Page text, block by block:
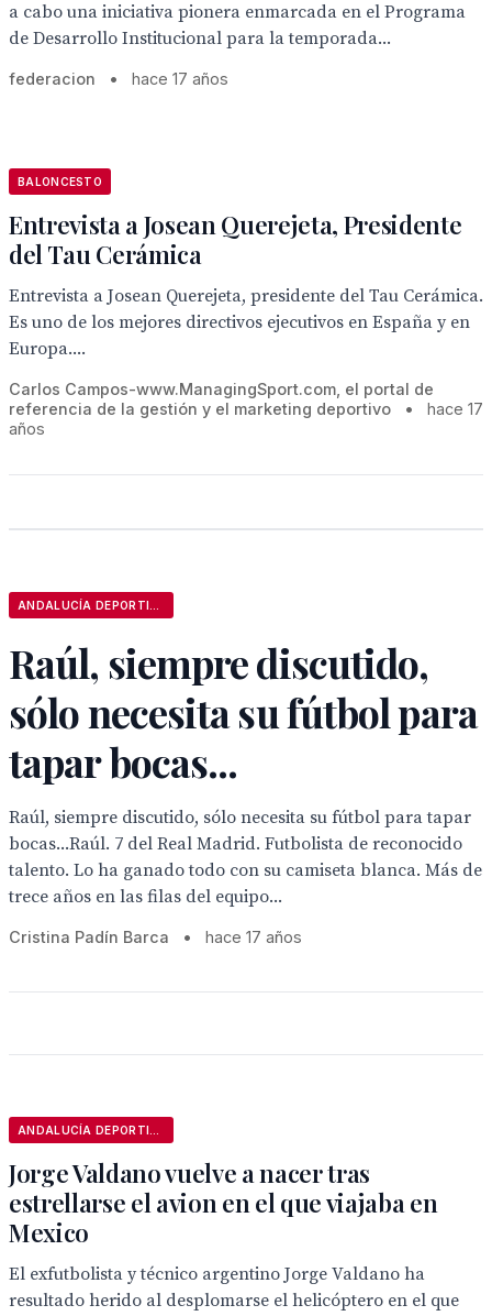
a cabo una iniciativa pionera enmarcada en el Programa
de Desarrollo Institucional para la temporada...
federacion • hace 17 años
BALONCESTO
Entrevista a Josean Querejeta, Presidente
del Tau Cerámica
Entrevista a Josean Querejeta, presidente del Tau Cerámica.
Es uno de los mejores directivos ejecutivos en España y en
Europa....
Carlos Campos-www.ManagingSport.com, el portal de
referencia de la gestión y el marketing deportivo
•
hace 17
años
Raúl, siempre discutido,
sólo necesita su fútbol para
tapar bocas...
Raúl, siempre discutido, sólo necesita su fútbol para tapar
bocas...Raúl. 7 del Real Madrid. Futbolista de reconocido
talento. Lo ha ganado todo con su camiseta blanca. Más de
trece años en las filas del equipo...
Cristina Padín Barca • hace 17 años
Jorge Valdano vuelve a nacer tras
estrellarse el avion en el que viajaba en
Mexico
El exfutbolista y técnico argentino Jorge Valdano ha
resultado herido al desplomarse el helicóptero en el que